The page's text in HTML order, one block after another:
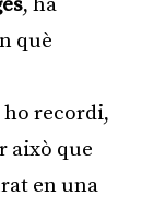
què
ho recordi,
això que
en una